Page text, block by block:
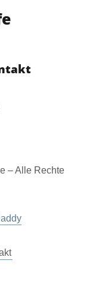
– Alle Rechte